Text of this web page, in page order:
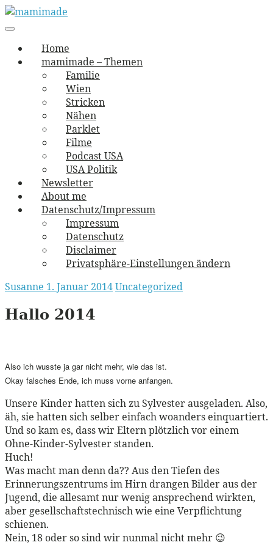
Skip
to
mamimade
vernäht und zugetextet
navigation
Menu
Home
mamimade – Themen
Familie
Wien
Stricken
Nähen
Parklet
Filme
Podcast USA
USA Politik
Newsletter
About me
Datenschutz/Impressum
Impressum
Datenschutz
Disclaimer
Privatsphäre-Einstellungen ändern
Susanne 1. Januar 2014Uncategorized
Hallo 2014
Also ich wusste ja gar nicht mehr, wie das ist.
Okay falsches Ende, ich muss vorne anfangen.
Unsere Kinder hatten sich zu Sylvester ausgeladen. Also,
äh, sie hatten sich selber einfach woanders einquartiert.
Und so kam es, dass wir Eltern plötzlich vor einem
Ohne-Kinder-Sylvester standen.
Huch!
Was macht man denn da?? Aus den Tiefen des
Erinnerungszentrums im Hirn drangen Bilder aus der
Jugend, die allesamt nur wenig ansprechend wirkten,
aber gesellschaftstechnisch wie eine Verpflichtung
schienen.
Nein, 18 oder so sind wir nunmal nicht mehr 😉